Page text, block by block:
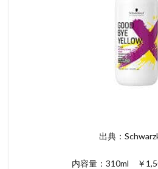
出典：
内容量：310ml ￥